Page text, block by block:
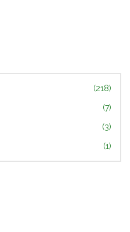
(218)
(7)
(3)
(1)